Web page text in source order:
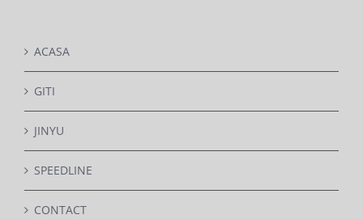
ACASA
GITI
JINYU
SPEEDLINE
CONTACT